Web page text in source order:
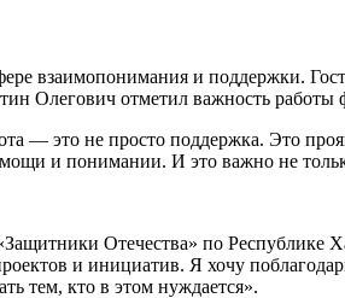
взаимопонимания и поддержки.
Олегович отметил важность
— это не просто поддержка. Это
и понимании. И это важно не
Отечества» по Республике
и инициатив. Я хочу
тем, кто в этом нуждается».